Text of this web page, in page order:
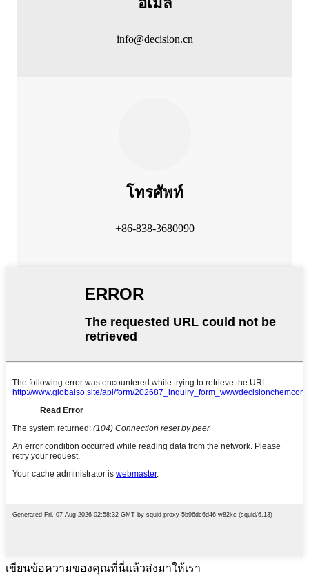
info@decision.cn
โทรศัพท์
+86-838-3680990
เขียนข้อความของคุณที่นี่แล้วส่งมาให้เรา